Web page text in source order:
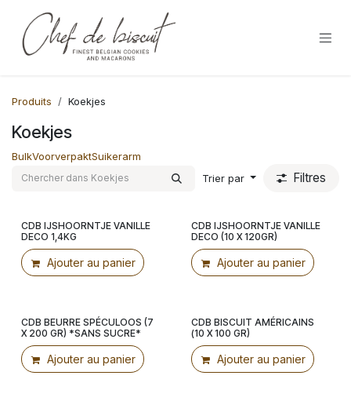
Produits Koekjes
Koekjes
BulkVoorverpaktSuikerarm
Trier par
Filtres
CDB IJSHOORNTJE VANILLE
DECO 1,4KG
Ajouter au panier Voorverpakt!
CDB IJSHOORNTJE VANILLE
DECO (10 X 120GR)
Ajouter au panier
Voorverpakt!
CDB BEURRE SPÉCULOOS (7
X 200 GR) *SANS SUCRE*
Ajouter au panier Voorverpakt!
CDB BISCUIT AMÉRICAINS
(10 X 100 GR)
Ajouter au panier